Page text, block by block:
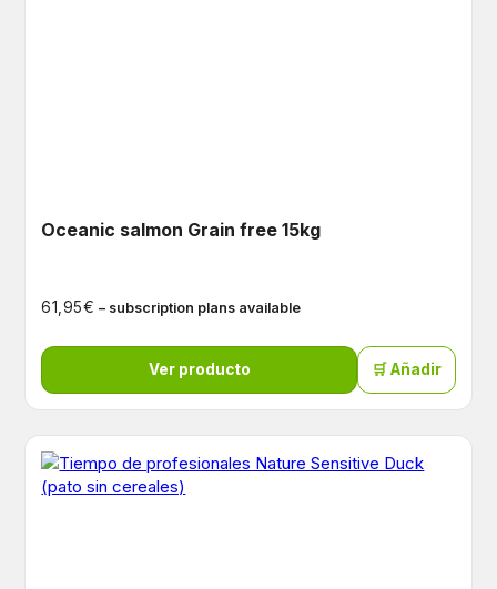
Oceanic salmon Grain free 15kg
61,95€ – subscription plans available
Ver producto 🛒 Añadir